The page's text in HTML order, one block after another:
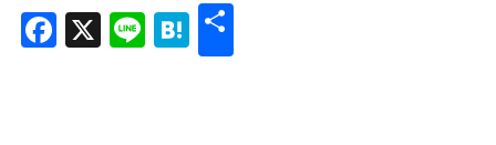
Facebook
X LineHatena